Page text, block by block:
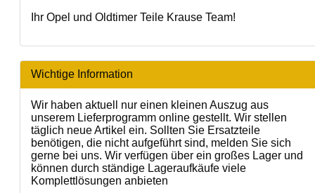
Ihr Opel und Oldtimer Teile Krause Team!
Wichtige Information
Wir haben aktuell nur einen kleinen Auszug aus
unserem Lieferprogramm online gestellt. Wir stellen
täglich neue Artikel ein. Sollten Sie Ersatzteile
benötigen, die nicht aufgeführt sind, melden Sie sich
gerne bei uns. Wir verfügen über ein großes Lager und
können durch ständige Lageraufkäufe viele
Komplettlösungen anbieten